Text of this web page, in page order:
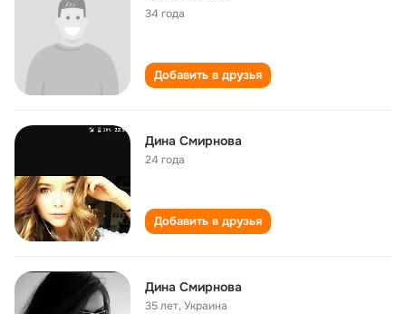
34 года
Добавить в друзья
Дина Смирнова
24 года
Добавить в друзья
Дина Смирнова
35 лет,Украина